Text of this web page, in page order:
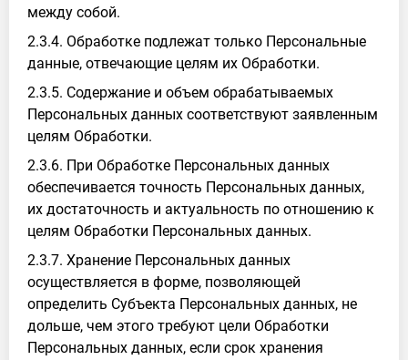
между собой.
2.3.4. Обработке подлежат только Персональные
данные, отвечающие целям их Обработки.
2.3.5. Содержание и объем обрабатываемых
Персональных данных соответствуют заявленным
целям Обработки.
2.3.6. При Обработке Персональных данных
обеспечивается точность Персональных данных,
их достаточность и актуальность по отношению к
целям Обработки Персональных данных.
2.3.7. Хранение Персональных данных
осуществляется в форме, позволяющей
определить Субъекта Персональных данных, не
дольше, чем этого требуют цели Обработки
Персональных данных, если срок хранения